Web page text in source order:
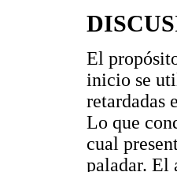
El
inicio se
retardadas
Lo que
cual
paladar. El